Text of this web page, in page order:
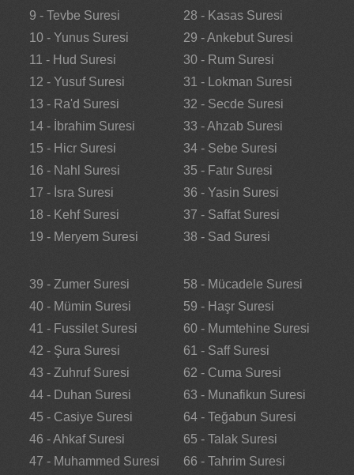
9 - Tevbe Suresi
10 - Yunus Suresi
11 - Hud Suresi
12 - Yusuf Suresi
13 - Ra'd Suresi
14 - İbrahim Suresi
15 - Hicr Suresi
16 - Nahl Suresi
17 - İsra Suresi
18 - Kehf Suresi
19 - Meryem Suresi
28 - Kasas Suresi
29 - Ankebut Suresi
30 - Rum Suresi
31 - Lokman Suresi
32 - Secde Suresi
33 - Ahzab Suresi
34 - Sebe Suresi
35 - Fatır Suresi
36 - Yasin Suresi
37 - Saffat Suresi
38 - Sad Suresi
39 - Zumer Suresi
40 - Mümin Suresi
41 - Fussilet Suresi
42 - Şura Suresi
43 - Zuhruf Suresi
44 - Duhan Suresi
45 - Casiye Suresi
46 - Ahkaf Suresi
47 - Muhammed Suresi
58 - Mücadele Suresi
59 - Haşr Suresi
60 - Mumtehine Suresi
61 - Saff Suresi
62 - Cuma Suresi
63 - Munafikun Suresi
64 - Teğabun Suresi
65 - Talak Suresi
66 - Tahrim Suresi